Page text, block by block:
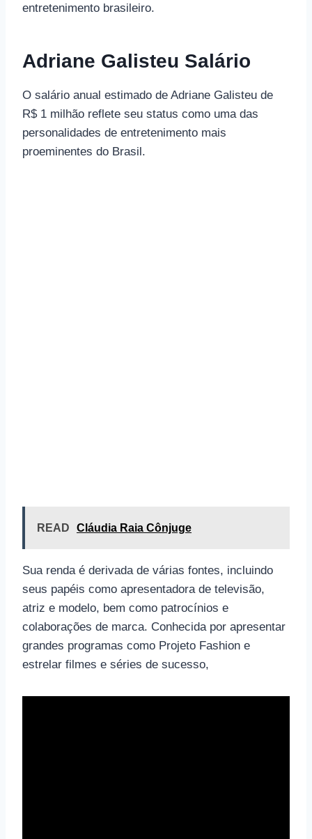
entretenimento brasileiro.
Adriane Galisteu Salário
O salário anual estimado de Adriane Galisteu de
R$ 1 milhão reflete seu status como uma das
personalidades de entretenimento mais
proeminentes do Brasil.
READ Cláudia Raia Cônjuge
Sua renda é derivada de várias fontes, incluindo
seus papéis como apresentadora de televisão,
atriz e modelo, bem como patrocínios e
colaborações de marca. Conhecida por apresentar
grandes programas como Projeto Fashion e
estrelar filmes e séries de sucesso,